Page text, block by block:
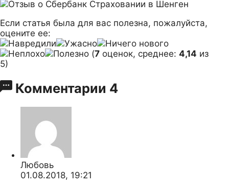
Если статья была для вас полезна, пожалуйста,
оцените ее:
(7 оценок, среднее: 4,14 из
5)
Комментарии 4
Любовь
01.08.2018, 19:21